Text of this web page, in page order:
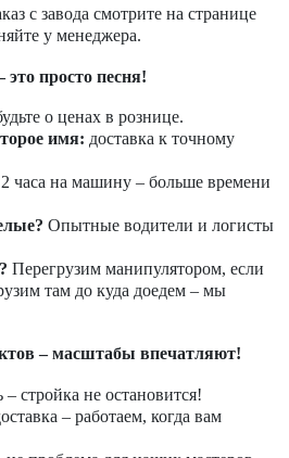
с завода смотрите на странице
у менеджера.
просто песня!
о ценах в рознице.
имя: доставка к точному
2 часа на машину – больше времени
Опытные водители и логисты
Перегрузим манипулятором, если
там до куда доедем – мы
– масштабы впечатляют!
стройка не остановится!
– работаем, когда вам